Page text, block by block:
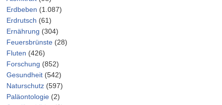
Erdbeben (1.087)
Erdrutsch (61)
Ernährung (304)
Feuersbrünste (28)
Fluten (426)
Forschung (852)
Gesundheit (542)
Naturschutz (597)
Paläontologie (2)